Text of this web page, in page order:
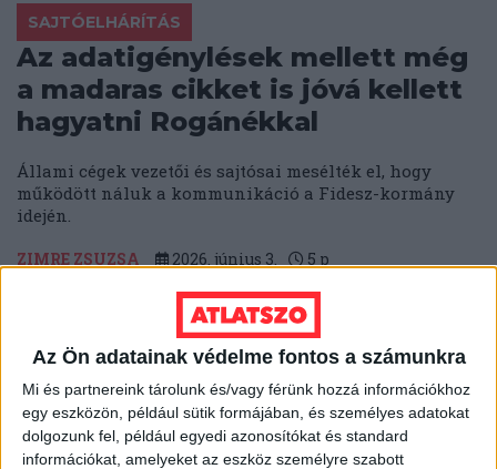
Az Ön adatainak védelme fontos a számunkra
Mi és partnereink tárolunk és/vagy férünk hozzá információkhoz
egy eszközön, például sütik formájában, és személyes adatokat
dolgozunk fel, például egyedi azonosítókat és standard
információkat, amelyeket az eszköz személyre szabott
SAJTÓELHÁRÍTÁS
Az adatigénylések mellett még
a madaras cikket is jóvá kellett
hagyatni Rogánékkal
Állami cégek vezetői és sajtósai mesélték el, hogy
működött náluk a kommunikáció a Fidesz-kormány
idején.
ZIMRE ZSUZSA 2026. június 3. 5 p
A TASZ, a 24.hu, a 444, a WMN
és a Nők Lapja Café újságírói
kapták idén a Szegénységről
méltósággal sajtódíjat